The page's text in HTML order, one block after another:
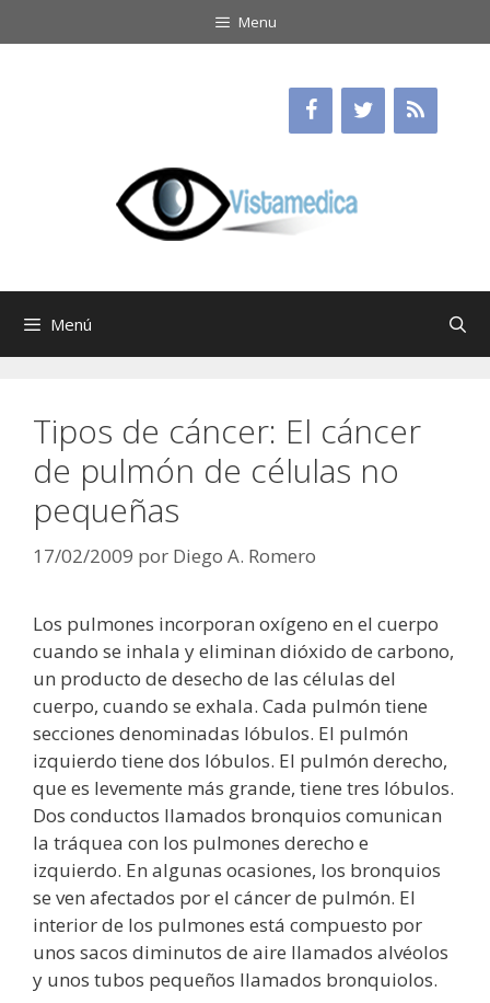
al
Menu
Menú
Tipos de cáncer: El cáncer
de pulmón de células no
pequeñas
17/02/2009 por Diego A. Romero
Los pulmones incorporan oxígeno en el cuerpo
cuando se inhala y eliminan dióxido de carbono,
un producto de desecho de las células del
cuerpo, cuando se exhala. Cada pulmón tiene
secciones denominadas lóbulos. El pulmón
izquierdo tiene dos lóbulos. El pulmón derecho,
que es levemente más grande, tiene tres lóbulos.
Dos conductos llamados bronquios comunican
la tráquea con los pulmones derecho e
izquierdo. En algunas ocasiones, los bronquios
se ven afectados por el cáncer de pulmón. El
interior de los pulmones está compuesto por
unos sacos diminutos de aire llamados alvéolos
y unos tubos pequeños llamados bronquiolos.